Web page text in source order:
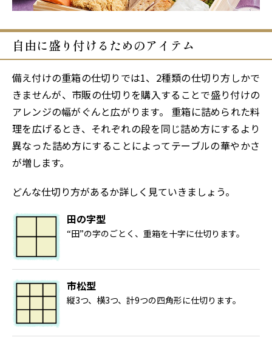
自由に盛り付けるためのアイテム
備え付けの重箱の仕切りでは1、2種類の仕切り方しかで
きませんが、市販の仕切りを購入することで盛り付けの
アレンジの幅がぐんと広がります。 重箱に詰められた料
理を広げるとき、それぞれの段を同じ詰め方にするより
異なった詰め方にすることによってテーブルの華やかさ
が増します。
どんな仕切り方があるか詳しく見ていきましょう。
田の字型
“田”の字のごとく、重箱を十字に仕切ります。
市松型
縦3つ、横3つ、計9つの四角形に仕切ります。